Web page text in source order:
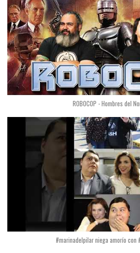
ROBOCOP - Hombres del
#marinadelpilar niega amorío con